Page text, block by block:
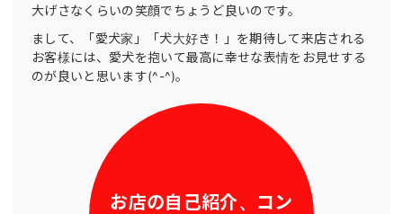
大げさなくらいの笑顔でちょうど良いのです。
まして、「愛犬家」「犬大好き！」を期待して来店される
お客様には、愛犬を抱いて最高に幸せな表情をお見せする
のが良いと思います(^-^)。
お店の自己紹介、 コン